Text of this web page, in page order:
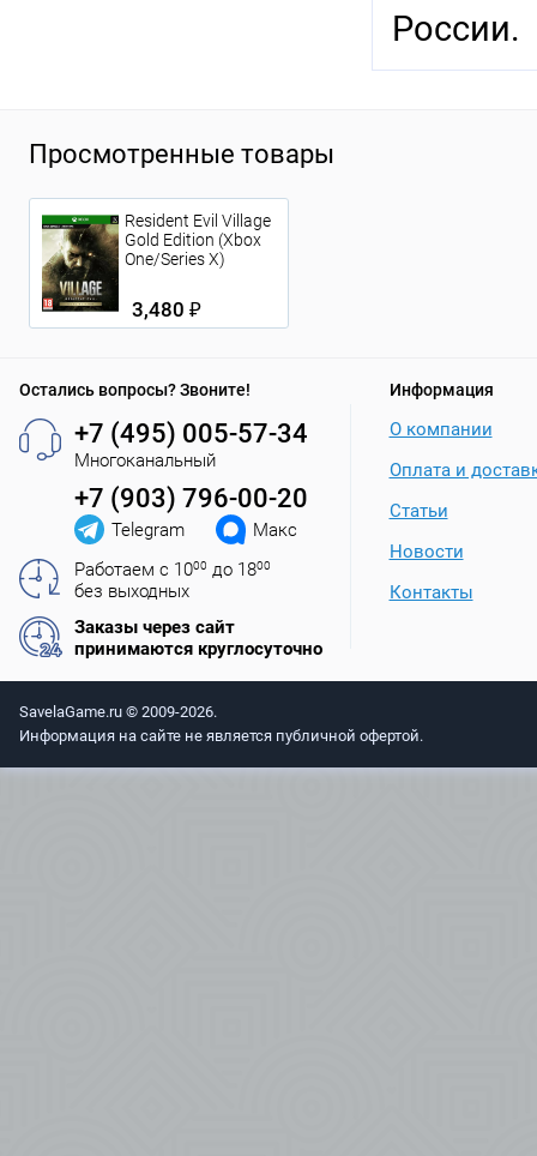
России.
Просмотренные товары
Resident Evil Village
Gold Edition (Xbox
One/Series X)
3,480 ₽
Остались вопросы? Звоните!
+7 (495) 005-57-34
Многоканальный
+7 (903) 796-00-20
Telegram
Макс
Работаем с 1000 до 1800
без выходных
Заказы через сайт
принимаются круглосуточно
Информация
О компании
Оплата и
Статьи
Новости
Контакты
SavelaGame.ru © 2009-2026.
Информация на сайте не является публичной офертой.